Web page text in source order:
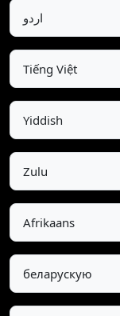
اردو
Tiếng Việt
Yiddish
Zulu
Afrikaans
беларускую